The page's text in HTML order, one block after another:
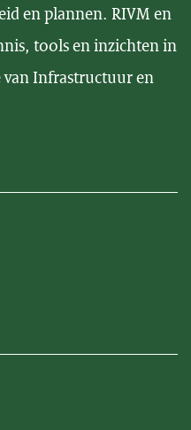
en plannen. RIVM en
tools en inzichten in
Infrastructuur en